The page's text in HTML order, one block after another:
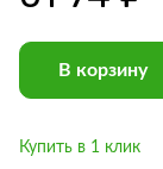
В корзину
Купить в 1 клик